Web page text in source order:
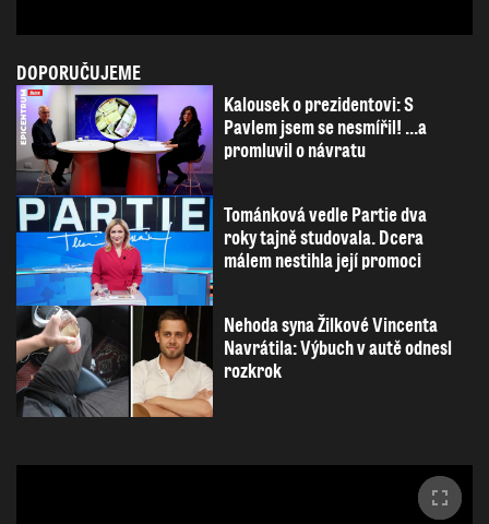
DOPORUČUJEME
Kalousek o prezidentovi: S
Pavlem jsem se nesmířil! ...a
promluvil o návratu
Tománková vedle Partie dva
roky tajně studovala. Dcera
málem nestihla její promoci
Nehoda syna Žilkové Vincenta
Navrátila: Výbuch v autě odnesl
rozkrok